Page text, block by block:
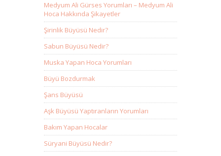
Medyum Ali Gürses Yorumları – Medyum Ali
Hoca Hakkında Şikayetler
Şirinlik Büyüsü Nedir?
Sabun Büyüsü Nedir?
Muska Yapan Hoca Yorumları
Büyü Bozdurmak
Şans Büyüsü
Aşk Büyüsü Yaptıranların Yorumları
Bakım Yapan Hocalar
Süryani Büyüsü Nedir?